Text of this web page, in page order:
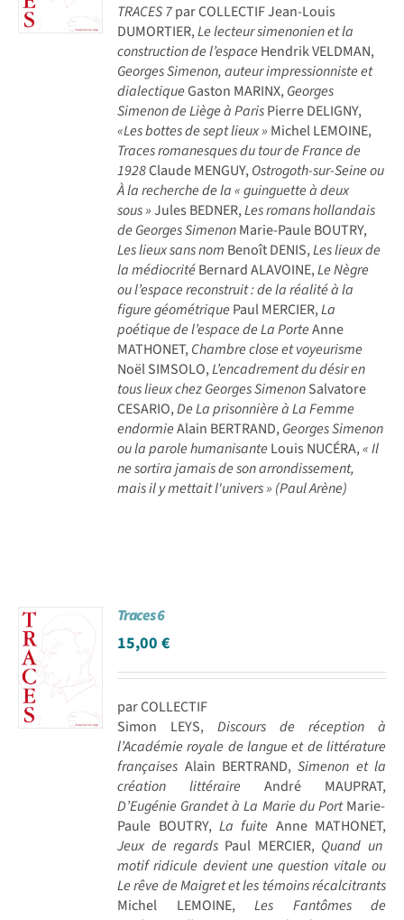
TRACES 7par COLLECTIF Jean-Louis
DUMORTIER,Le lecteur simenonien et la
construction de l’espace Hendrik VELDMAN,
Georges Simenon, auteur impressionniste et
dialectiqueGaston MARINX,Georges
Simenon de Liège à ParisPierre DELIGNY,
«Les bottes de sept lieux » Michel LEMOINE,
Traces romanesques du tour de France de
1928Claude MENGUY,Ostrogoth-sur-Seine ou
À la recherche de la « guinguette à deux
sous »Jules BEDNER,Les romans hollandais
de Georges SimenonMarie-Paule BOUTRY,
Les lieux sans nom Benoît DENIS,Les lieux de
la médiocritéBernard ALAVOINE,Le Nègre
ou l’espace reconstruit : de la réalité à la
figure géométrique Paul MERCIER,La
poétique de l’espace de La PorteAnne
MATHONET,Chambre close et voyeurisme
Noël SIMSOLO,L’encadrement du désir en
tous lieux chez Georges SimenonSalvatore
CESARIO,De La prisonnière à La Femme
endormieAlain BERTRAND,Georges Simenon
ou la parole humanisante Louis NUCÉRA,« Il
ne sortira jamais de son arrondissement,
mais il y mettait l'univers » (Paul Arène)
Traces 6
15,00€
par COLLECTIF
Simon LEYS, Discours de réception à
l’Académie royale de langue et de littérature
françaises Alain BERTRAND,Simenon et la
création littéraire André MAUPRAT,
D’Eugénie Grandet à La Marie du PortMarie-
Paule BOUTRY,La fuite Anne MATHONET,
Jeux de regardsPaul MERCIER, Quand un
motif ridicule devient une question vitale ou
Le rêve de Maigret et les témoins récalcitrants
Michel LEMOINE,Les Fantômes de